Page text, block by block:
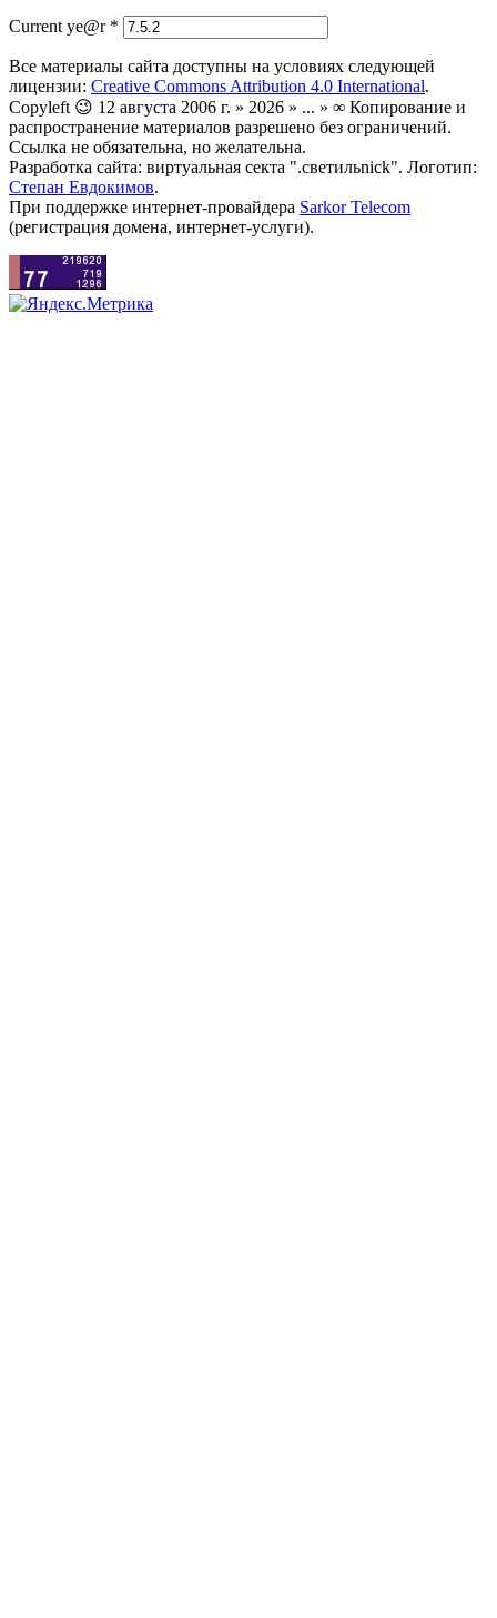
Current ye@r *
Все материалы сайта доступны на условиях следующей
лицензии: Creative Commons Attribution 4.0 International.
Copyleft 😉 12 августа 2006 г. » 2026 » ... » ∞ Копирование и
распространение материалов разрешено без ограничений.
Ссылка не обязательна, но желательна.
Разработка сайта: виртуальная секта ".светильnick". Логотип:
Степан Евдокимов.
При поддержке интернет-провайдера Sarkor Telecom
(регистрация домена, интернет-услуги).